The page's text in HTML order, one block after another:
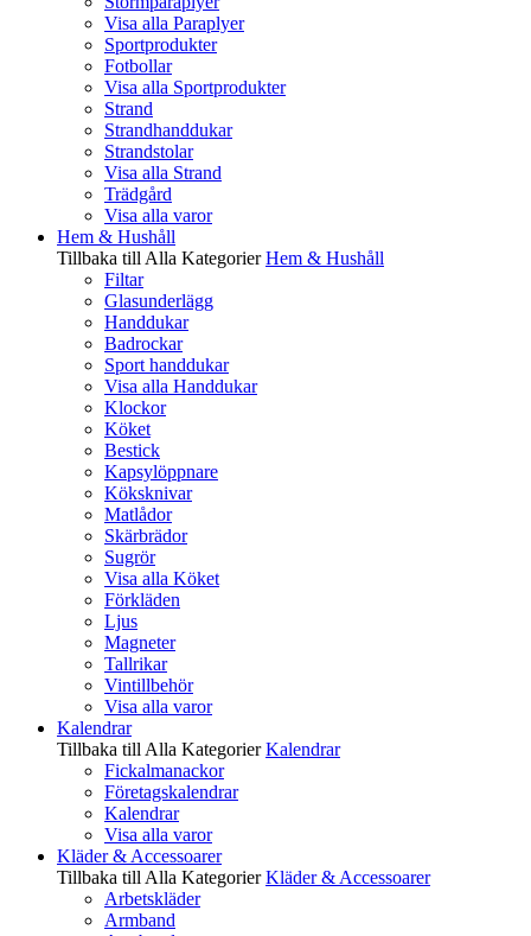
Visa alla Paraplyer
Sportprodukter
Fotbollar
Visa alla Sportprodukter
Strand
Strandhanddukar
Strandstolar
Visa alla Strand
Trädgård
Visa alla varor
Hem & Hushåll
Tillbaka till Alla Kategorier Hem & Hushåll
Filtar
Glasunderlägg
Handdukar
Badrockar
Sport handdukar
Visa alla Handdukar
Klockor
Köket
Bestick
Kapsylöppnare
Köksknivar
Matlådor
Skärbrädor
Sugrör
Visa alla Köket
Förkläden
Ljus
Magneter
Tallrikar
Vintillbehör
Visa alla varor
Kalendrar
Tillbaka till Alla Kategorier Kalendrar
Fickalmanackor
Företagskalendrar
Kalendrar
Visa alla varor
Kläder & Accessoarer
Tillbaka till Alla Kategorier Kläder & Accessoarer
Arbetskläder
Armband